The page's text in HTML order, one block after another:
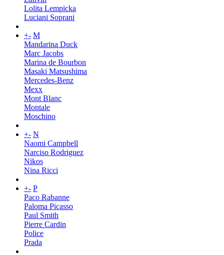
Lolita Lempicka
Luciani Soprani
+- M
Mandarina Duck
Marc Jacobs
Marina de Bourbon
Masaki Matsushima
Mercedes-Benz
Mexx
Mont Blanc
Montale
Moschino
+- N
Naomi Campbell
Narciso Rodriguez
Nikos
Nina Ricci
+- P
Paco Rabanne
Paloma Picasso
Paul Smith
Pierre Cardin
Police
Prada